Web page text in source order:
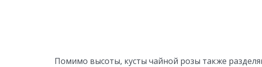
Помимо высоты, кусты чайной розы также